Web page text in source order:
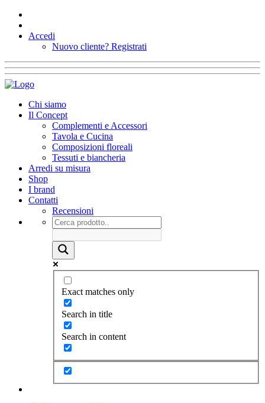
Accedi
Nuovo cliente? Registrati
Chi siamo
Il Concept
Complementi e Accessori
Tavola e Cucina
Composizioni floreali
Tessuti e biancheria
Arredi su misura
Shop
I brand
Contatti
Recensioni
Exact matches only
Search in title
Search in content